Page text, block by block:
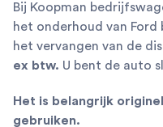
Bij Koopman
het onderhoud van
het vervangen van de
ex btw. U bent de auto
Het is belangrijk
gebruiken.